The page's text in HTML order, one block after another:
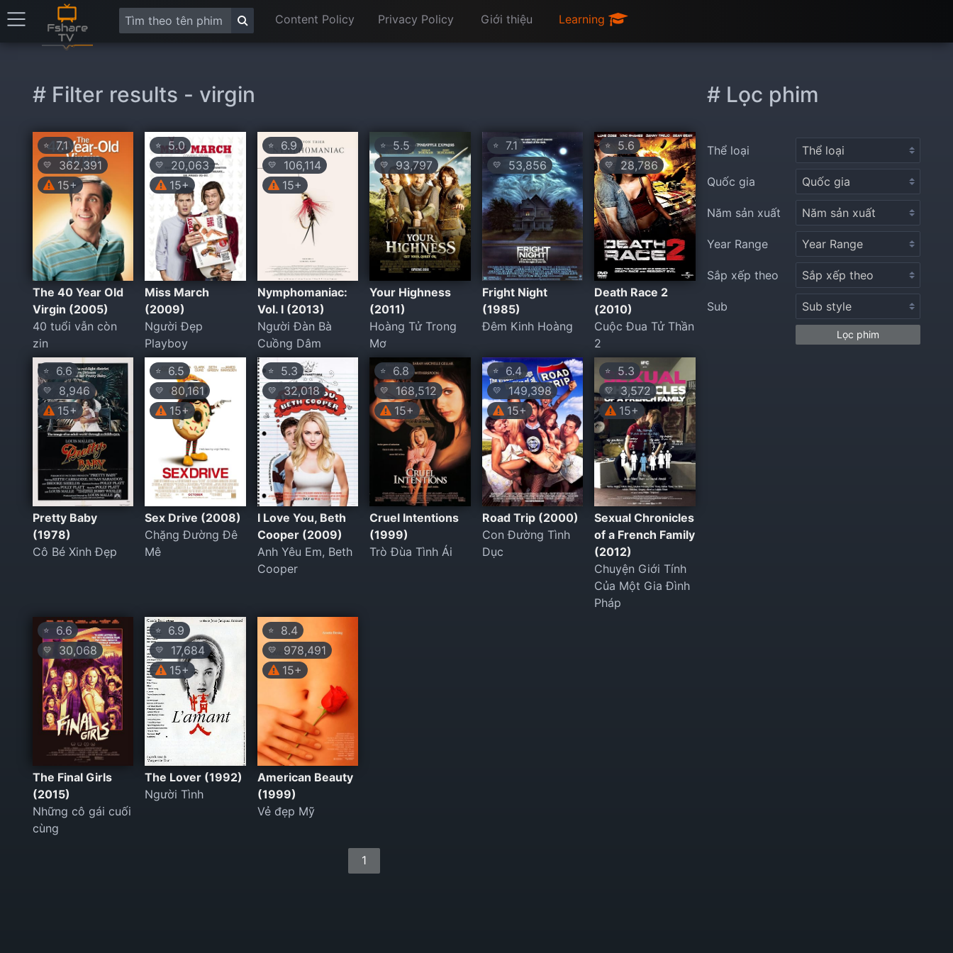
Content Policy Privacy Policy Giới thiệu Learning
# Filter results - virgin
⭐ 7.1
💛
362,391
15+
The 40 Year Old
Virgin (2005)
40 tuổi vẫn còn
zin
⭐5.0
💛
20,063
15+
Miss March
(2009)
Người Đẹp
Playboy
⭐6.9
💛
106,114
15+
Nymphomaniac:
Vol. I (2013)
Người Đàn Bà
Cuồng Dâm
⭐ 5.5
💛 93,797
Your Highness
(2011)
Hoàng Tử Trong
Mơ
⭐7.1
💛 53,856
Fright Night
(1985)
Đêm Kinh Hoàng
⭐ 5.6
💛 28,786
Death Race 2
(2010)
Cuộc Đua Tử Thần
2
⭐ 6.6
💛
8,946
15+
Pretty Baby
(1978)
Cô Bé Xinh Đẹp
⭐ 6.5
💛
80,161
15+
Sex Drive (2008)
Chặng Đường Đê
Mê
⭐5.3
💛 32,018
I Love You, Beth
Cooper (2009)
Anh Yêu Em, Beth
Cooper
⭐ 6.8
💛
168,512
15+
Cruel Intentions
(1999)
Trò Đùa Tình Ái
⭐6.4
💛
149,398
15+
Road Trip (2000)
Con Đường Tình
Dục
⭐ 5.3
💛
3,572
15+
Sexual Chronicles
of a French Family
(2012)
Chuyện Giới Tính
Của Một Gia Đình
Pháp
⭐ 6.6
💛 30,068
The Final Girls
(2015)
Những cô gái cuối
cùng
⭐ 6.9
💛
17,684
15+
The Lover (1992)
Người Tình
⭐8.4
💛
978,491
15+
American Beauty
(1999)
Vẻ đẹp Mỹ
1
# Lọc phim
Thể loại
Quốc gia
Năm sản xuất
Year Range
Sắp xếp theo
Sub
Lọc phim